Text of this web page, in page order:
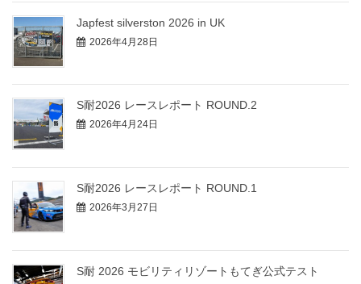
Japfest silverston 2026 in UK
2026年4月28日
S耐2026 レースレポート ROUND.2
2026年4月24日
S耐2026 レースレポート ROUND.1
2026年3月27日
S耐 2026 モビリティリゾートもてぎ公式テスト